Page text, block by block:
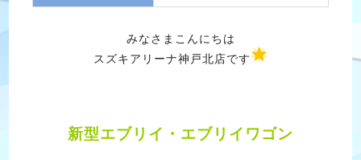
みなさまこんにちは
スズキアリーナ神戸北店です
新型エブリイ・エブリイワゴン